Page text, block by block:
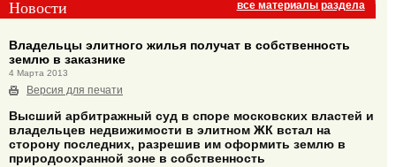
Новости все материалы раздела
Владельцы элитного жилья получат в собственность
землю в заказнике
4 Марта 2013
Версия для печати
Высший арбитражный суд в споре московских властей и
владельцев недвижимости в элитном ЖК встал на
сторону последних, разрешив им оформить землю в
природоохранной зоне в собственность